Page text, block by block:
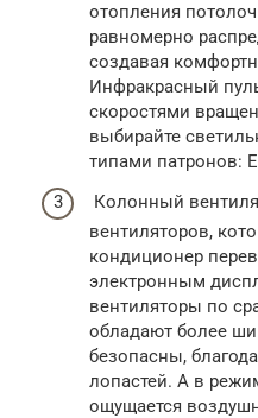
отопления
равномерно
создавая
Инфракрасный
скоростями
выбирайте
типами патронов:
Колонный
вентиляторов,
кондиционер
электронным
вентиляторы по
обладают более
безопасны,
лопастей. А в
ощущается